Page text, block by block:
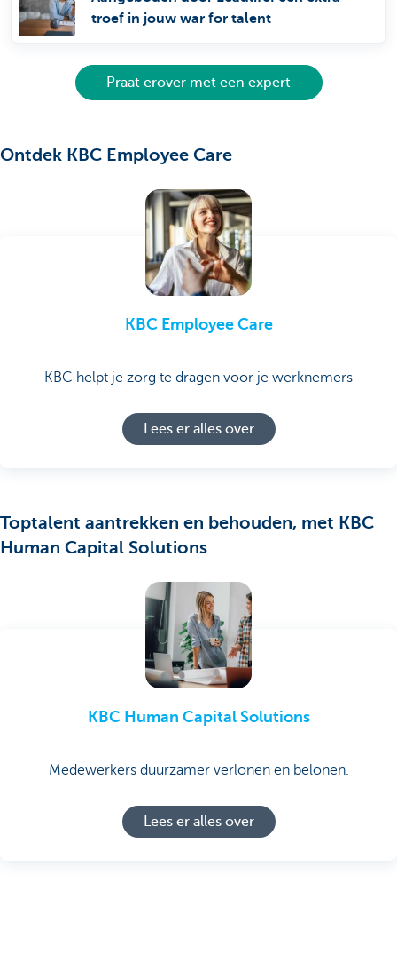
troef in jouw war for talent
Praat erover met een expert
Ontdek KBC Employee Care
KBC Employee Care
KBC helpt je zorg te dragen voor je werknemers
Lees er alles over
Toptalent aantrekken en behouden, met KBC
Human Capital Solutions
KBC Human Capital Solutions
Medewerkers duurzamer verlonen en belonen.
Lees er alles over